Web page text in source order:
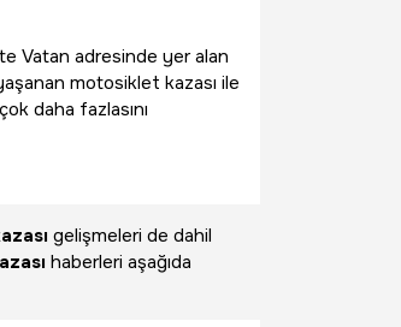
Vatan adresinde yer alan
motosiklet kazası ile
daha fazlasını
gelişmeleri de dahil
haberleri aşağıda